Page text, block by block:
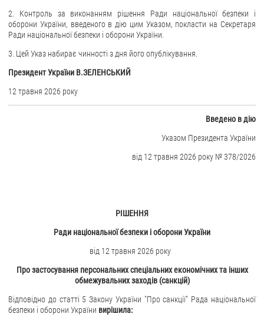
Відеогалерея
Звернення громадян
Електронне звернення
2. Контроль за виконанням рішення Ради національної безпеки і
оборони України, введеного в дію цим Указом, покласти на Секретаря
Ради національної безпеки і оборони України.
3. Цей Указ набирає чинності з дня його опублікування.
Президент України В.ЗЕЛЕНСЬКИЙ
12 травня 2026 року
Введено в дію
Указом Президента України
від 12 травня 2026 року № 378/2026
РІШЕННЯ
Ради національної безпеки і оборони України
від 12 травня 2026 року
Про застосування персональних спеціальних економічних та інших
обмежувальних заходів (санкцій)
Відповідно до статті 5 Закону України "Про санкції" Рада національної
безпеки і оборони України вирішила: